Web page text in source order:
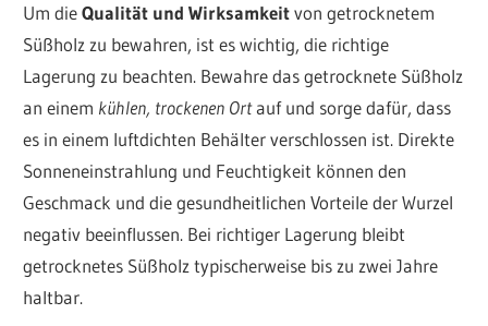
Um dieQualität und Wirksamkeitvon getrocknetem
Süßholz zu bewahren, ist es wichtig, die richtige
Lagerung zu beachten. Bewahre das getrocknete Süßholz
an einem kühlen, trockenen Ortauf und sorge dafür, dass
es in einem luftdichten Behälter verschlossen ist. Direkte
Sonneneinstrahlung und Feuchtigkeit können den
Geschmack und die gesundheitlichen Vorteile der Wurzel
negativ beeinflussen. Bei richtiger Lagerung bleibt
getrocknetes Süßholz typischerweise bis zu zwei Jahre
haltbar.